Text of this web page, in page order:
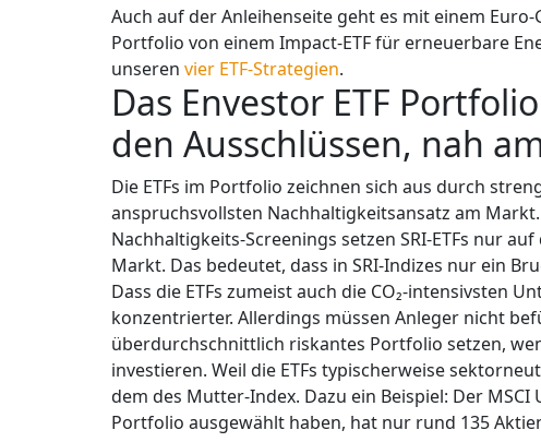
Auch auf der Anleihenseite geht es mit einem
Portfolio von einem Impact-ETF für erneuerbare
unseren vier ETF-Strategien.
Das Envestor ETF
den Ausschlüssen, nah
Die ETFs im Portfolio zeichnen sich aus durch
anspruchsvollsten Nachhaltigkeitsansatz am
Nachhaltigkeits-Screenings setzen SRI-ETFs nur
Markt. Das bedeutet, dass in SRI-Indizes nur ein
Dass die ETFs zumeist auch die CO₂-intensivsten
konzentrierter. Allerdings müssen Anleger nicht
überdurchschnittlich riskantes Portfolio setzen,
investieren. Weil die ETFs typischerweise
dem des Mutter-Index. Dazu ein Beispiel: Der MSCI
Portfolio ausgewählt haben, hat nur rund 135